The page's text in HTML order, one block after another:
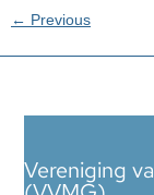
← Previous
Vereniging